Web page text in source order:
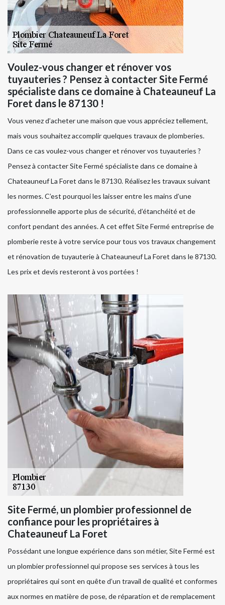
Voulez-vous changer et rénover vos
tuyauteries ? Pensez à contacter Site Fermé
spécialiste dans ce domaine à Chateauneuf La
Foret dans le 87130 !
Vous venez d’acheter une maison que vous appréciez tellement,
mais vous souhaitez accomplir quelques travaux de plomberies.
Dans ce cas voulez-vous changer et rénover vos tuyauteries ?
Pensez à contacter Site Fermé spécialiste dans ce domaine à
Chateauneuf La Foret dans le 87130. Réalisez les travaux suivant
les normes. C’est pourquoi les laisser entre les mains d’une
professionnelle apporte plus de sécurité, d’étanchéité et de
confort pendant des années. A cet effet Site Fermé entreprise de
plomberie reste à votre service pour tous vos travaux changement
et rénovation de tuyauterie à Chateauneuf La Foret dans le 87130.
Les prix et devis resteront à vos portées !
Site Fermé, un plombier professionnel de
confiance pour les propriétaires à
Chateauneuf La Foret
Possédant une longue expérience dans son métier, Site Fermé est
un plombier professionnel qui propose ses services à tous les
propriétaires qui sont en quête d’un travail de qualité et conformes
aux normes en matière de pose, de réparation et de remplacement